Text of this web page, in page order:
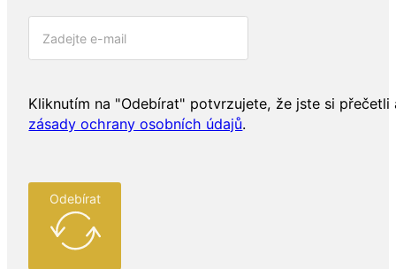
Kliknutím na "Odebírat" potvrzujete, že jste si přečetli
zásady ochrany osobních údajů.
Odebírat